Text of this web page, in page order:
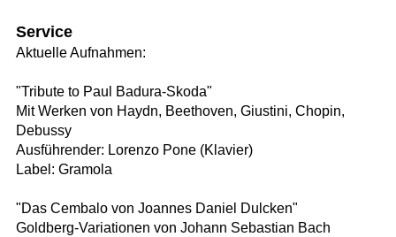
Service
Aktuelle Aufnahmen:
"Tribute to Paul Badura-Skoda"
Mit Werken von Haydn, Beethoven, Giustini, Chopin,
Debussy
Ausführender: Lorenzo Pone (Klavier)
Label: Gramola
"Das Cembalo von Joannes Daniel Dulcken"
Goldberg-Variationen von Johann Sebastian Bach